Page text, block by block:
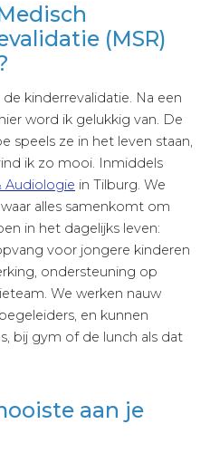
(MSR)
kinderrevalidatie. Na een
word ik gelukkig van. De
speels ze in het leven staan,
ik zo mooi. Inmiddels
Audiologie in Tilburg. We
alles samenkomt om
in het dagelijks leven:
voor jongere kinderen
ondersteuning op
We werken nauw
en kunnen
bij gym of de lunch als dat
aan je